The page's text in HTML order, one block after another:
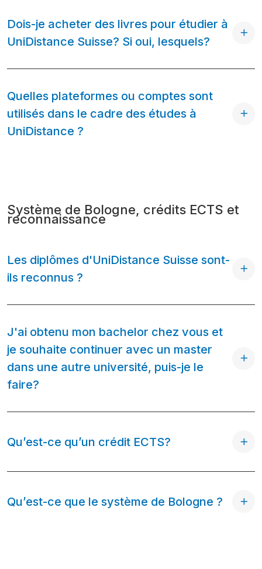
Dois-je acheter des livres pour étudier à
UniDistance Suisse? Si oui, lesquels?
Quelles plateformes ou comptes sont
utilisés dans le cadre des études à
UniDistance ?
Système de Bologne, crédits ECTS et
reconnaissance
Les diplômes d'UniDistance Suisse sont-
ils reconnus ?
J'ai obtenu mon bachelor chez vous et
je souhaite continuer avec un master
dans une autre université, puis-je le
faire?
Qu’est-ce qu’un crédit ECTS?
Qu’est-ce que le système de Bologne ?